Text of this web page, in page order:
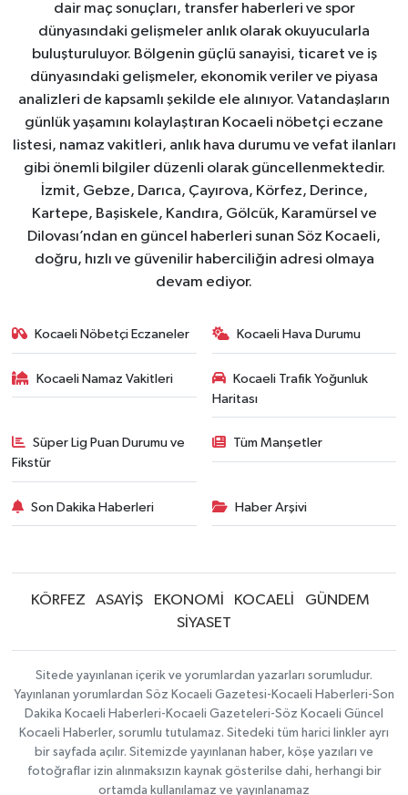
dair maç sonuçları, transfer haberleri ve spor
dünyasındaki gelişmeler anlık olarak okuyucularla
buluşturuluyor. Bölgenin güçlü sanayisi, ticaret ve iş
dünyasındaki gelişmeler, ekonomik veriler ve piyasa
analizleri de kapsamlı şekilde ele alınıyor. Vatandaşların
günlük yaşamını kolaylaştıran Kocaeli nöbetçi eczane
listesi, namaz vakitleri, anlık hava durumu ve vefat ilanları
gibi önemli bilgiler düzenli olarak güncellenmektedir.
İzmit, Gebze, Darıca, Çayırova, Körfez, Derince,
Kartepe, Başiskele, Kandıra, Gölcük, Karamürsel ve
Dilovası’ndan en güncel haberleri sunan Söz Kocaeli,
doğru, hızlı ve güvenilir haberciliğin adresi olmaya
devam ediyor.
Kocaeli Nöbetçi Eczaneler Kocaeli Hava Durumu
Kocaeli Namaz Vakitleri
Kocaeli Trafik Yoğunluk
Haritası
Süper Lig Puan Durumu ve
Fikstür
Tüm Manşetler
Son Dakika Haberleri Haber Arşivi
KÖRFEZ ASAYİŞ EKONOMİ KOCAELİ
GÜNDEM
SİYASET
Sitede yayınlanan içerik ve yorumlardan yazarları sorumludur.
Yayınlanan yorumlardan Söz Kocaeli Gazetesi-Kocaeli Haberleri-Son
Dakika Kocaeli Haberleri-Kocaeli Gazeteleri-Söz Kocaeli Güncel
Kocaeli Haberler, sorumlu tutulamaz. Sitedeki tüm harici linkler ayrı
bir sayfada açılır. Sitemizde yayınlanan haber, köşe yazıları ve
fotoğraflar izin alınmaksızın kaynak gösterilse dahi, herhangi bir
ortamda kullanılamaz ve yayınlanamaz